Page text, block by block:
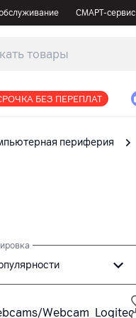
СМАРТ-сервис
БЕЗ ПЕРЕПЛАТ
периферия